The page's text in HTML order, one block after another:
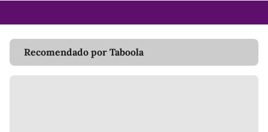
Recomendado por Taboola